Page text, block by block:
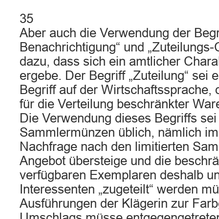
35
Aber auch die Verwendung der
Benachrichtigung“ und
dazu, dass sich ein amtlicher
ergebe. Der Begriff „Zuteilung“ sei
Begriff auf der Wirtschaftssprache,
für die Verteilung beschränkter
Die Verwendung dieses Begriffs
Sammlermünzen üblich, nämlich
Nachfrage nach den limitierten
Angebot übersteige und die
verfügbaren Exemplaren deshalb
Interessenten „zugeteilt“ werden
Ausführungen der Klägerin zur